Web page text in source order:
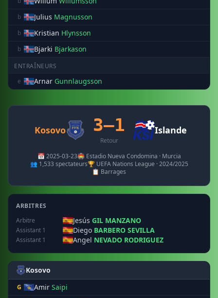
b Julius Magnusson
b Kristian Hlynsson
b Bjarki Bjarkason
ENTRAÎNEURS
e
Arnar Gunnlaugsson
Kosovo 3–1
Retour
Islande
📅 2025-03-23🏟️ Estadio Nueva Condomina · Murcia
👥 1,533 spectateurs🏆 UEFA Nations League · 2024/2025
📋 Barrages
ARBITRES
Arbitre
Jesús GIL MANZANO
Assistant 1 Diego BARBERO SEVILLA
Assistant 1 Angel NEVADO RODRIGUEZ
Kosovo
G Amir Saipi